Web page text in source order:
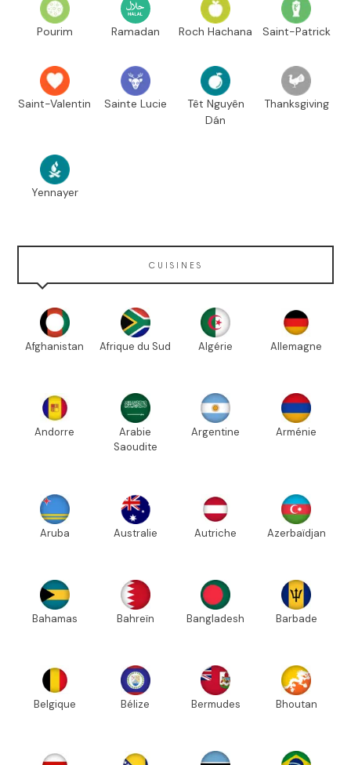
Pourim Ramadan Roch Hachana Saint-Patrick
Saint-Valentin Sainte Lucie
Têt Nguyên
Dán
Thanksgiving
Yennayer
CUISINES
Afghanistan Afrique du Sud Algérie Allemagne
Andorre
Arabie
Saoudite
Argentine Arménie
Aruba Australie Autriche Azerbaïdjan
Bahamas Bahreïn Bangladesh Barbade
Belgique Bélize Bermudes Bhoutan